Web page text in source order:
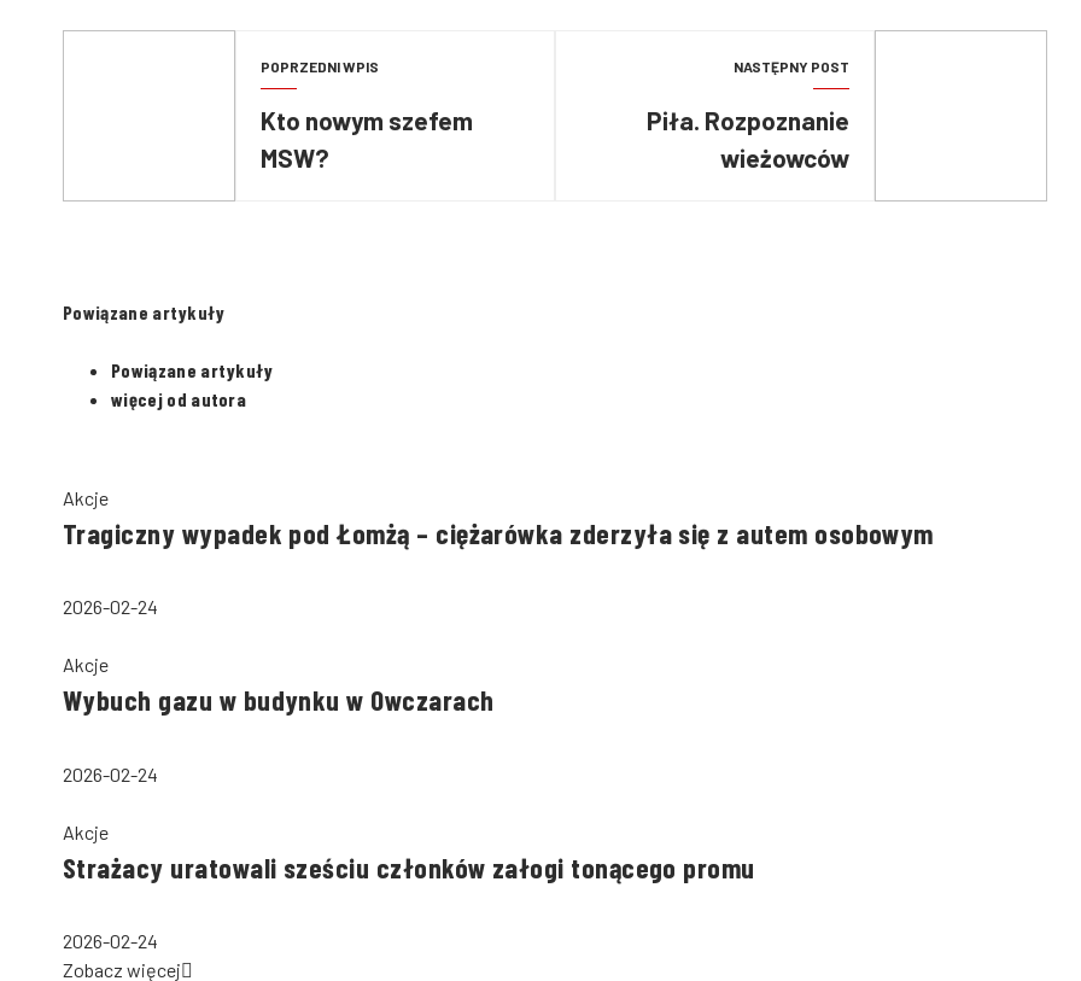
POPRZEDNI WPIS
Kto nowym szefem
MSW?
NASTĘPNY POST
Piła. Rozpoznanie
wieżowców
Powiązane artykuły
Powiązane artykuły
więcej od autora
Akcje
Tragiczny wypadek pod Łomżą – ciężarówka zderzyła się z autem osobowym
2026-02-24
Akcje
Wybuch gazu w budynku w Owczarach
2026-02-24
Akcje
Strażacy uratowali sześciu członków załogi tonącego promu
2026-02-24
Zobacz więcej